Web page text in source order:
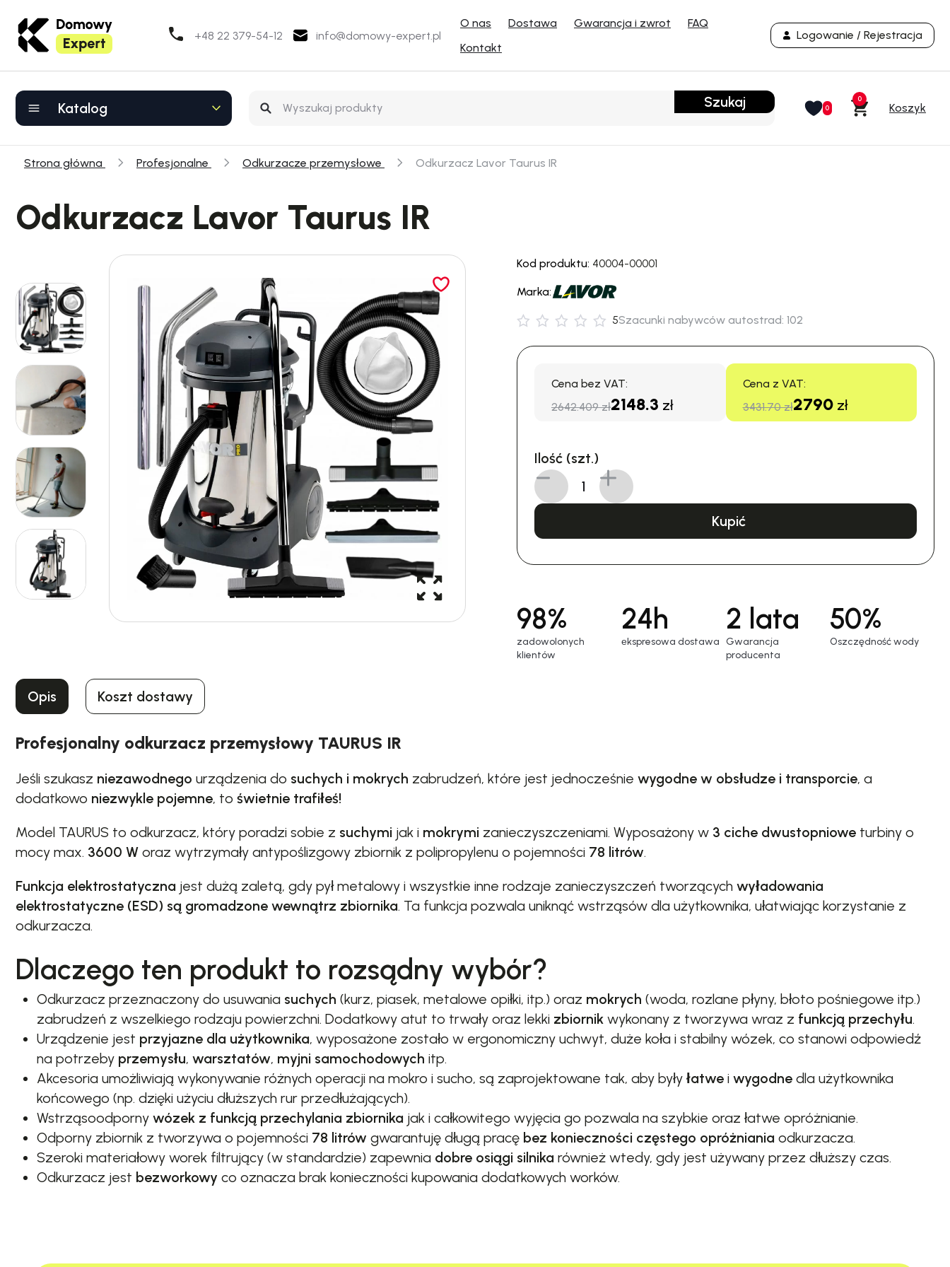
+48 22 379-54-12 info@domowy-expert.pl
O nas Dostawa Gwarancja i zwrot
FAQ
Kontakt
Logowanie / Rejestracja
Katalog Szukaj 0
0
Strona główna Profesjonalne Odkurzacze przemysłowe Odkurzacz Lavor Taurus IR
Odkurzacz Lavor Taurus IR
Kod produktu: 40004-00001
Marka:
5Szacunki nabywców autostrad: 102
Cena bez VAT:
2642.409 zł2148.3 zł
Cena z VAT:
3431.70 zł2790zł
Ilość (szt.)
Kupić
98%
zadowolonych
klientów
24h
еkspresowa dostawa
2 lata
Gwarancja
producenta
50%
Oszczędność wody
Opis Koszt dostawy
Profesjonalny odkurzacz przemysłowy TAURUS IR
Jeśli szukasz niezawodnego urządzenia do suchych i mokrych zabrudzeń, które jest jednocześnie wygodne w obsłudze i transporcie, a
dodatkowo niezwykle pojemne, to świetnie trafiłeś!
Model TAURUS to odkurzacz, który poradzi sobie z suchymi jak i mokrymi zanieczyszczeniami. Wyposażony w 3 ciche dwustopniowe turbiny o
mocy max. 3600 W oraz wytrzymały antypoślizgowy zbiornik z polipropylenu o pojemności 78 litrów.
Funkcja elektrostatyczna jest dużą zaletą, gdy pył metalowy i wszystkie inne rodzaje zanieczyszczeń tworzących wyładowania
elektrostatyczne (ESD) są gromadzone wewnątrz zbiornika. Ta funkcja pozwala uniknąć wstrząsów dla użytkownika, ułatwiając korzystanie z
odkurzacza.
Dlaczego ten produkt to rozsądny wybór?
Odkurzacz przeznaczony do usuwania suchych (kurz, piasek, metalowe opiłki, itp.) oraz mokrych (woda, rozlane płyny, błoto pośniegowe itp.)
zabrudzeń z wszelkiego rodzaju powierzchni. Dodatkowy atut to trwały oraz lekki zbiornik wykonany z tworzywa wraz z funkcją przechyłu.
Urządzenie jest przyjazne dla użytkownika, wyposażone zostało w ergonomiczny uchwyt, duże koła i stabilny wózek, co stanowi odpowiedź
na potrzeby przemysłu, warsztatów, myjni samochodowych itp.
Akcesoria umożliwiają wykonywanie różnych operacji na mokro i sucho, są zaprojektowane tak, aby były łatwe i wygodne dla użytkownika
końcowego (np. dzięki użyciu dłuższych rur przedłużających).
Wstrząsoodporny wózek z funkcją przechylania zbiornika jak i całkowitego wyjęcia go pozwala na szybkie oraz łatwe opróżnianie.
Odporny zbiornik z tworzywa o pojemności 78 litrów gwarantuję długą pracę bez konieczności częstego opróżniania odkurzacza.
Szeroki materiałowy worek filtrujący (w standardzie) zapewnia dobre osiągi silnika również wtedy, gdy jest używany przez dłuższy czas.
Odkurzacz jest bezworkowy co oznacza brak konieczności kupowania dodatkowych worków.